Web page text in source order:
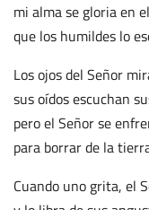
mi alma se gloria en
que los humildes lo
Los ojos del Señor
sus oídos escuchan
pero el Señor se
para borrar de la
Cuando uno grita, el